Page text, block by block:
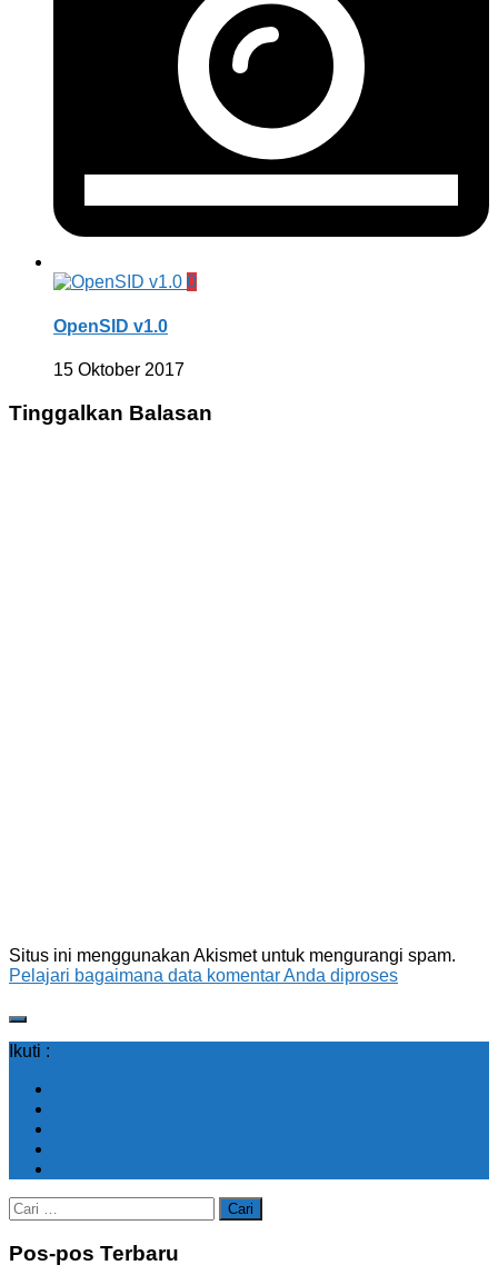
0
OpenSID v1.0
15 Oktober 2017
Tinggalkan Balasan
Situs ini menggunakan Akismet untuk mengurangi spam.
Pelajari bagaimana data komentar Anda diproses
Ikuti :
Cari
untuk:
Pos-pos Terbaru